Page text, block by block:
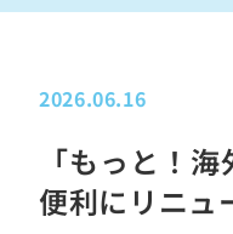
2026.06.16
「もっと！
便利にリニュ